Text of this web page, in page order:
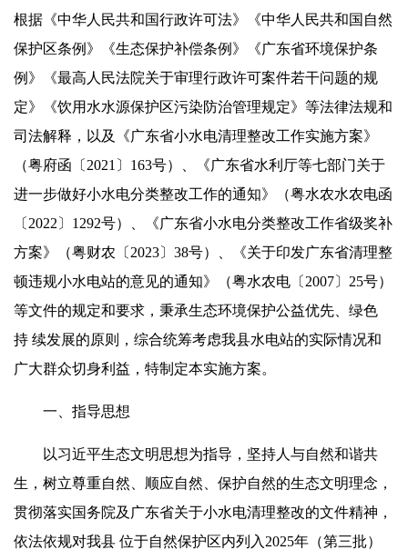
根据《中华人民共和国行政许可法》《中华人民共和国自然
保护区条例》《生态保护补偿条例》《广东省环境保护条
例》《最高人民法院关于审理行政许可案件若干问题的规
定》《饮用水水源保护区污染防治管理规定》等法律法规和
司法解释，以及《广东省小水电清理整改工作实施方案》
（粤府函〔2021〕163号）、《广东省水利厅等七部门关于
进一步做好小水电分类整改工作的通知》（粤水农水农电函
〔2022〕1292号）、《广东省小水电分类整改工作省级奖补
方案》（粤财农〔2023〕38号）、《关于印发广东省清理整
顿违规小水电站的意见的通知》（粤水农电〔2007〕25号）
等文件的规定和要求，秉承生态环境保护公益优先、绿色
持 续发展的原则，综合统筹考虑我县水电站的实际情况和
广大群众切身利益，特制定本实施方案。
一、指导思想
以习近平生态文明思想为指导，坚持人与自然和谐共
生，树立尊重自然、顺应自然、保护自然的生态文明理念，
贯彻落实国务院及广东省关于小水电清理整改的文件精神，
依法依规对我县 位于自然保护区内列入2025年（第三批）